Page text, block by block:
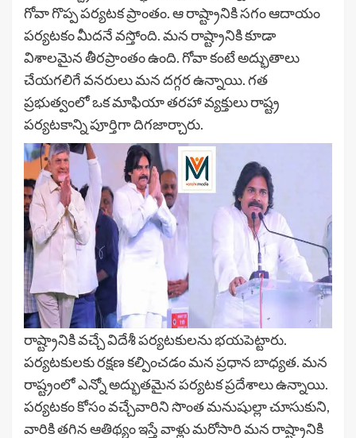
గోవా గొప్ప పర్యటక ప్రాంతం. ఆ రాష్ట్రానికి సగం ఆదాయం
పర్యటకం మీదనే వస్తోంది. మన రాష్ట్రానికి కూడా
విశాలమైన తీరప్రాంతం ఉంది. గోవా కంటే అద్భుతాలు
చేయగలిగే వనరులు మన దగ్గర ఉన్నాయి. గత
ప్రభుత్వంలో ఒక మాఫియా తరహా వ్యక్తులు రాష్ట్ర
పర్యటకాన్ని పూర్తిగా దిగజార్చారు.
రాష్ట్రానికి వచ్చే విదేశీ పర్యటకులను భయపెట్టారు.
పర్యటకులకు రక్షణ కల్పించడం మన ప్రధాన బాధ్యత. మన
రాష్ట్రంలో ఎన్నో అద్భుతమైన పర్యటక ప్రదేశాలు ఉన్నాయి.
పర్యటకం కోసం వచ్చేవారిని సొంత మనుషుల్లా చూసుకుని,
వారికి తగిన ఆతిథ్యం ఇస్తే వాళ్లు మరోసారి మన రాష్ట్రానికి